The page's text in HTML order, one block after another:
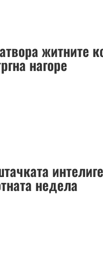
житните
нагоре
недела